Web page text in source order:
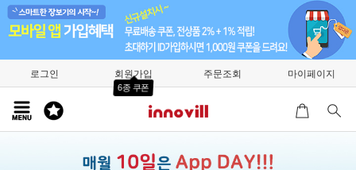
로그인 회원가입
6종 쿠폰
주문조회 마이페이지